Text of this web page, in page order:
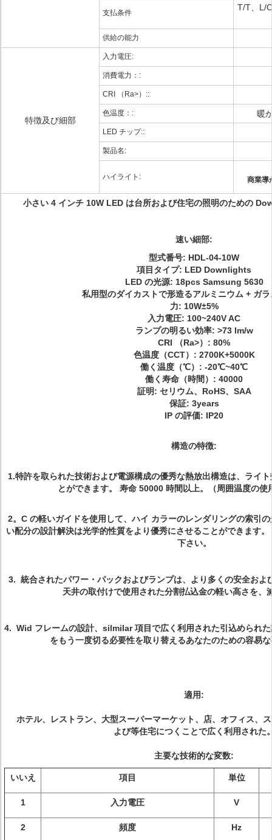
支払条件
T/T、L/
供給の能力
特徴及び細部
入力電圧:
消費電力：:
CRI （Ra>）::
色温度：: 暖
LED チップ::
製品名:
ハイライト: 商業導
小さい 4 インチ 10W LED は台所および住宅の照明のための
速い細部:
型式番号: HDL-04-10W
項目タイプ: LED Downlights
LED の光源: 18pcs Samsung 5630
私用型のダイカストで形造るアルミニウム + ガ
力: 10W±5%
入力電圧: 100~240V AC
ランプの明るい効率: >73 lm/w
CRI （Ra>）: 80%
色温度（CCT）: 2700K+5000K
働く温度（℃）: -20℃~40℃
働く寿命（時間）: 40000
証明: セリウム、RoHS、SAA
保証: 3years
IP の評価: IP20
構造の特徴:
1.特許を取られた技術および電源構成の優秀な熱放出構造は、ライ
とができます。 寿命 50000 時間以上。（周囲温度の
2。C の軽いガイドを使用して、ハイ カラーのレンダリングの索引
い配分の設計解決は光学的性質をより優秀にさせることができます
下さい。
3. 統合されたパワー・パックおよびランプは、より多くの安全およ
天井の取付けで使用された分割払込金の軽い高さを、
4. Wid フレームの設計、silmilar 項目で広く利用された引込められ
をもう一度切る必要性を取り替えるあなたのための容易
適用:
ホテル、レストラン、大型スーパーマーケット、店、オフィス、
よび等住宅につくことで広く利用された
主要な技術的な変数:
いいえ 項目 単位
1 入力電圧 V
2 頻度 Hz